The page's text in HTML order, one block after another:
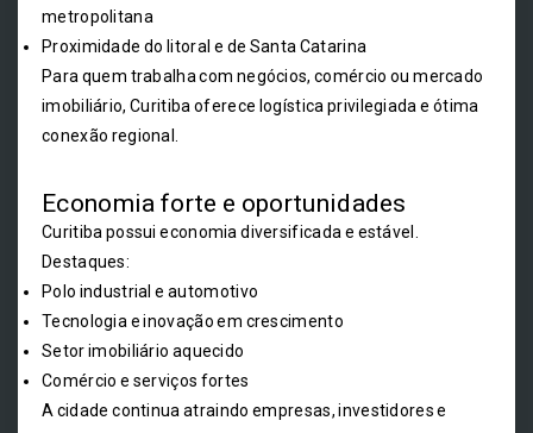
metropolitana
Proximidade do litoral e de Santa Catarina
Para quem trabalha com negócios, comércio ou mercado
imobiliário, Curitiba oferece logística privilegiada e ótima
conexão regional.
Economia forte e oportunidades
Curitiba possui economia diversificada e estável.
Destaques:
Polo industrial e automotivo
Tecnologia e inovação em crescimento
Setor imobiliário aquecido
Comércio e serviços fortes
A cidade continua atraindo empresas, investidores e